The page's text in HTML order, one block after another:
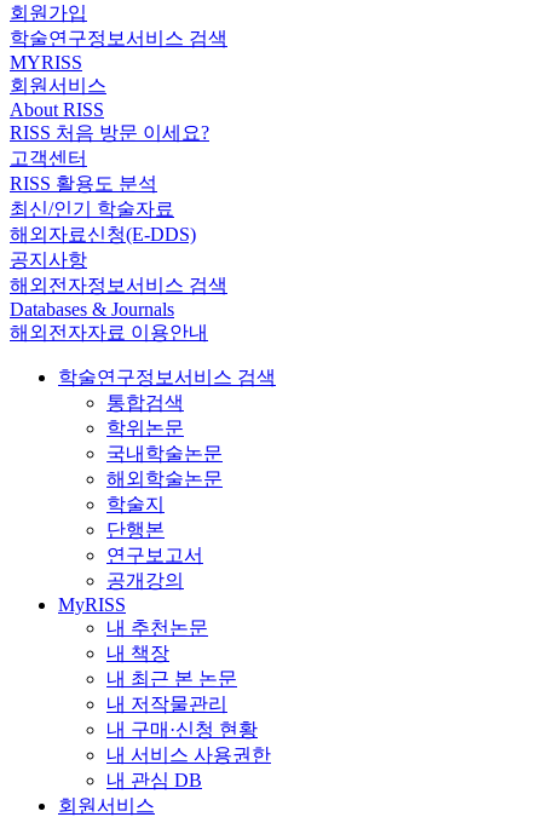
회원가입
학술연구정보서비스 검색
MYRISS
회원서비스
About RISS
RISS 처음 방문 이세요?
고객센터
RISS 활용도 분석
최신/인기 학술자료
해외자료신청(E-DDS)
공지사항
해외전자정보서비스 검색
Databases & Journals
해외전자자료 이용안내
학술연구정보서비스 검색
통합검색
학위논문
국내학술논문
해외학술논문
학술지
단행본
연구보고서
공개강의
MyRISS
내 추천논문
내 책장
내 최근 본 논문
내 저작물관리
내 구매·신청 현황
내 서비스 사용권한
내 관심 DB
회원서비스